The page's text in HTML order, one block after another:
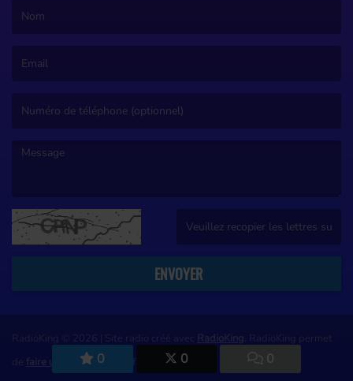
0 0 0
ENVOYER
faire une radioen ligne facilement.